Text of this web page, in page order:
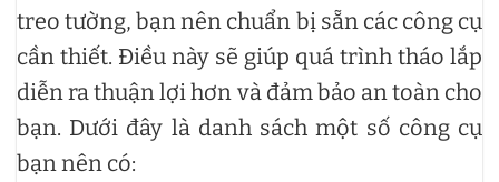
treo tường, bạn nên chuẩn bị sẵn các công cụ
cần thiết. Điều này sẽ giúp quá trình tháo lắp
diễn ra thuận lợi hơn và đảm bảo an toàn cho
bạn. Dưới đây là danh sách một số công cụ
bạn nên có: